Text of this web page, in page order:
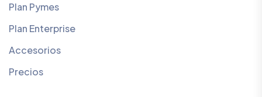
Plan Pymes
Plan Enterprise
Accesorios
Precios